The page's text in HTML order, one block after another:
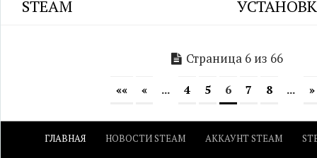
STEAM
Страница 6 из 66
«« « ... 4 5 6 7 8 ... »
ГЛАВНАЯ НОВОСТИ STEAM АККАУНТ STEAM